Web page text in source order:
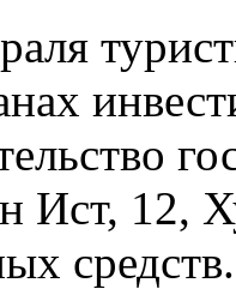
Ист, 12,
средств.